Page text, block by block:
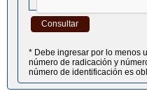
Consultar
* Debe ingresar por lo menos
número de radicación y
número de identificación es